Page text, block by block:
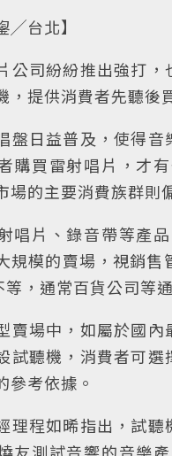
╱台北】
公司紛紛推出強打
，提供消費者先聽後
盤日益普及，使得
購買雷射唱片，才
場的主要消費族群則
唱片、錄音帶等產
規模的賣場，視銷
，通常百貨公司等
賣場中，如屬於國
試聽機，消費者可
參考依據。
理程如晞指出，試